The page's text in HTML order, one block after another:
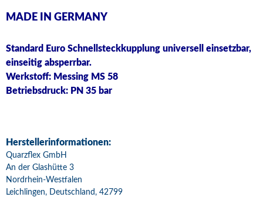
MADE IN GERMANY
Standard Euro Schnellsteckkupplung universell einsetzbar,
einseitig absperrbar.
Werkstoff: Messing MS 58
Betriebsdruck: PN 35 bar
Herstellerinformationen:
Quarzflex GmbH
An der Glashütte 3
Nordrhein-Westfalen
Leichlingen, Deutschland, 42799